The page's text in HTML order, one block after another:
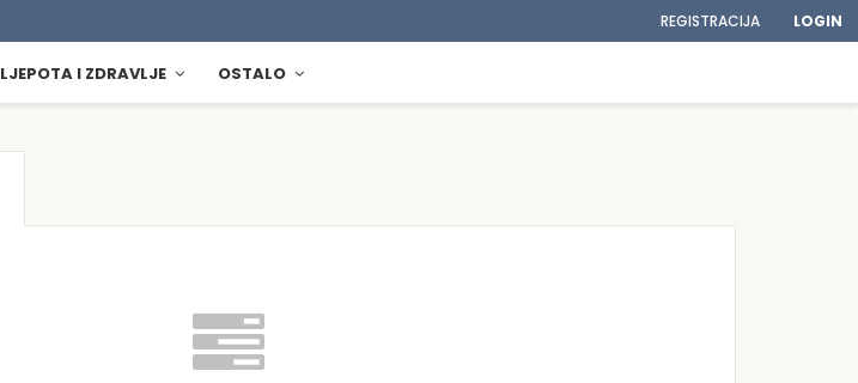
REGISTRACIJA LOGIN
LJEPOTA I ZDRAVLJE OSTALO